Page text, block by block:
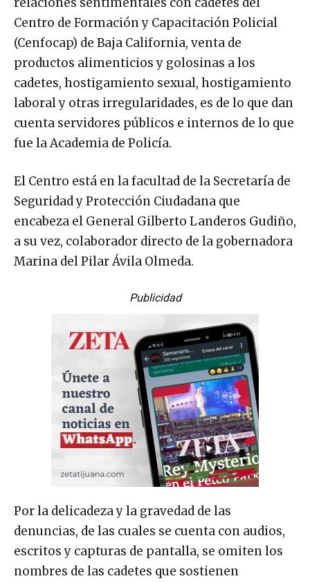
Centro de Formación y Capacitación Policial
(Cenfocap) de Baja California, venta de
productos alimenticios y golosinas a los
cadetes, hostigamiento sexual, hostigamiento
laboral y otras irregularidades, es de lo que dan
cuenta servidores públicos e internos de lo que
fue la Academia de Policía.
El Centro está en la facultad de la Secretaría de
Seguridad y Protección Ciudadana que
encabeza el General Gilberto Landeros Gudiño,
a su vez, colaborador directo de la gobernadora
Marina del Pilar Ávila Olmeda.
Publicidad
Por la delicadeza y la gravedad de las
denuncias, de las cuales se cuenta con audios,
escritos y capturas de pantalla, se omiten los
nombres de las cadetes que sostienen